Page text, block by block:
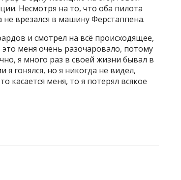
Несмотря на то, что оба пилота
не врезался в машину Ферстаппена.
и смотрел на всё происходящее,
это меня очень разочаровало, потому
я много раз в своей жизни бывал в
гонялся, но я никогда не видел,
касается меня, то я потерял всякое